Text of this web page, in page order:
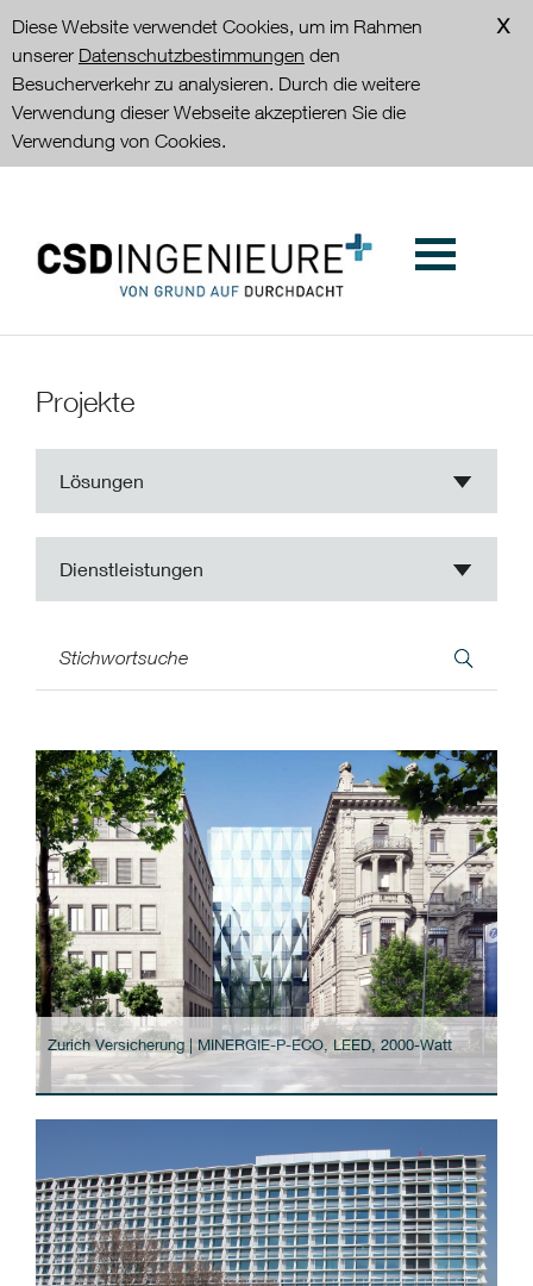
Diese Website verwendet Cookies, um im Rahmen
unserer Datenschutzbestimmungen den
Besucherverkehr zu analysieren. Durch die weitere
Verwendung dieser Webseite akzeptieren Sie die
Verwendung von Cookies.
Projekte
Lösungen
Dienstleistungen
Zurich Versicherung | MINERGIE-P-ECO, LEED, 2000-Watt